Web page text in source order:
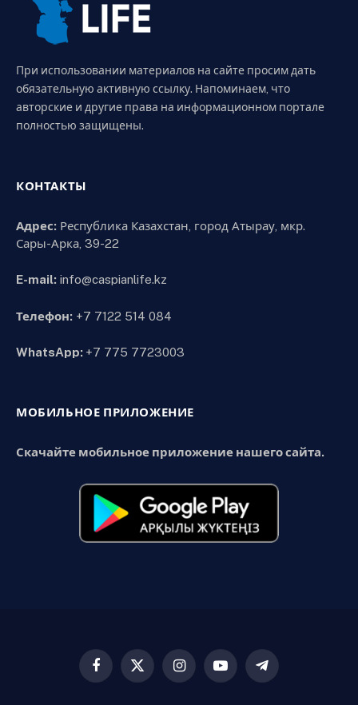
При использовании материалов на сайте просим дать
обязательную активную ссылку. Напоминаем, что
авторские и другие права на информационном портале
полностью защищены.
КОНТАКТЫ
Адрес: Республика Казахстан, город Атырау, мкр.
Сары-Арка, 39-22
E-mail: info@caspianlife.kz
Телефон: +7 7122 514 084
WhatsApp: +7 775 7723003
МОБИЛЬНОЕ ПРИЛОЖЕНИЕ
Скачайте мобильное приложение нашего сайта.
Facebook
X
InstagramYouTubeTelegram